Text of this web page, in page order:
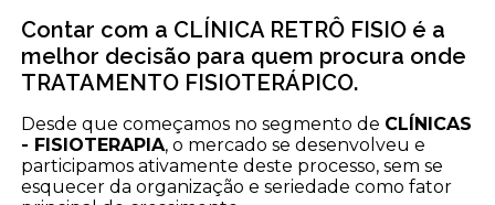
Contar com a CLÍNICA RETRÔ FISIO é a
melhor decisão para quem procura onde
TRATAMENTO FISIOTERÁPICO.
Desde que começamos no segmento de CLÍNICAS
- FISIOTERAPIA, o mercado se desenvolveu e
participamos ativamente deste processo, sem se
esquecer da organização e seriedade como fator